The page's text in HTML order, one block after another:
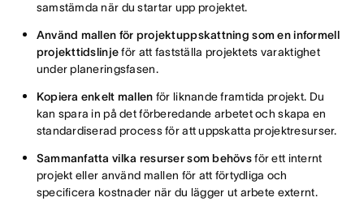
samstämda när du startar upp projektet.
Använd mallen för projektuppskattning som en informell
projekttidslinjeför att fastställa projektets varaktighet
under planeringsfasen.
Kopiera enkelt mallen för liknande framtida projekt. Du
kan spara in på det förberedande arbetet och skapa en
standardiserad process för att uppskatta projektresurser.
Sammanfatta vilka resurser som behövsför ett internt
projekt eller använd mallen för att förtydliga och
specificera kostnader när du lägger ut arbete externt.